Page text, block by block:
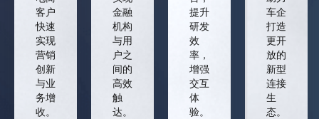
客户
快速
实现
营销
创新
与业
务增
收。
金融
机构
与用
户之
间的
高效
触
达。
提升
研发
效
率，
增强
交互
体
验。
车企
打造
更开
放的
新型
连接
生
态。